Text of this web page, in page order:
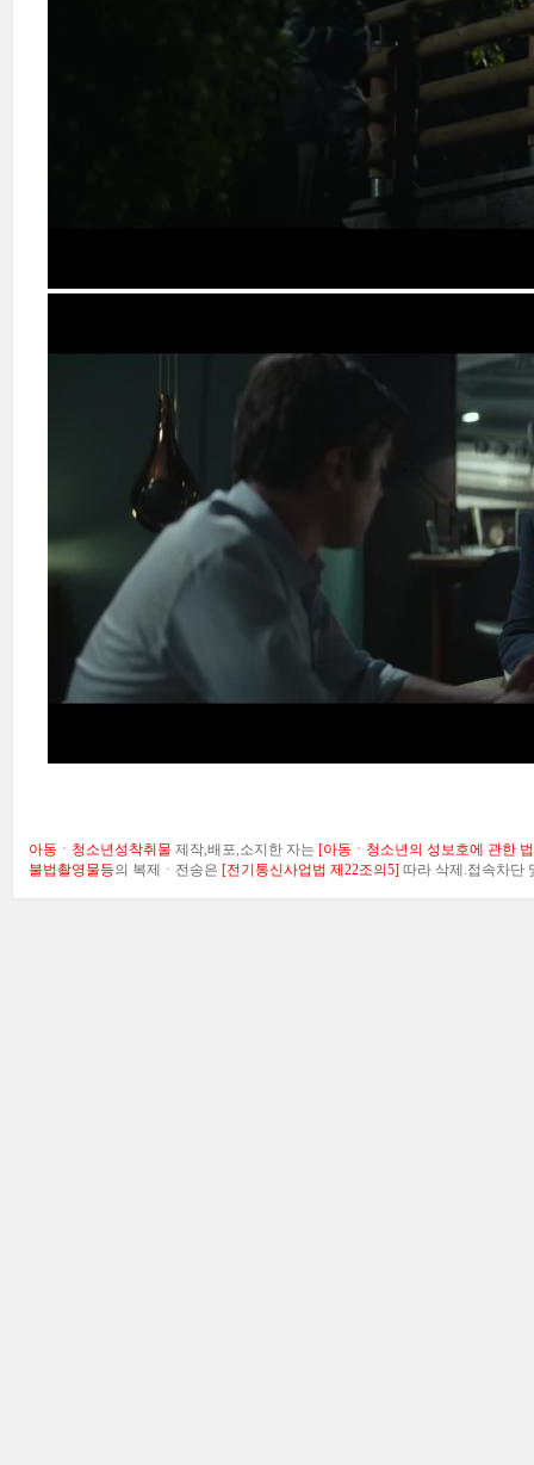
아동ㆍ청소년성착취물 제작,배포,소지한 자는 [아동ㆍ청소년의 성보호에 관한
불법촬영물등의 복제ㆍ전송은 [전기통신사업법 제22조의5] 따라 삭제.접속차단